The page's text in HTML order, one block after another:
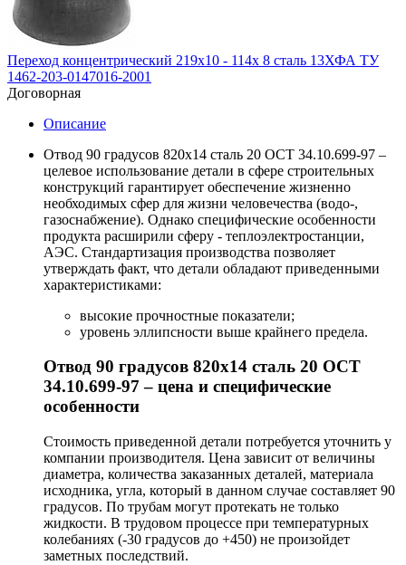
Переход концентрический 219х10 - 114х 8 сталь 13ХФА ТУ
1462-203-0147016-2001
Договорная
Описание
Отвод 90 градусов 820х14 сталь 20 ОСТ 34.10.699-97 –
целевое использование детали в сфере строительных
конструкций гарантирует обеспечение жизненно
необходимых сфер для жизни человечества (водо-,
газоснабжение). Однако специфические особенности
продукта расширили сферу - теплоэлектростанции,
АЭС. Стандартизация производства позволяет
утверждать факт, что детали обладают приведенными
характеристиками:
высокие прочностные показатели;
уровень эллипсности выше крайнего предела.
Отвод 90 градусов 820х14 сталь 20 ОСТ
34.10.699-97 – цена и специфические
особенности
Стоимость приведенной детали потребуется уточнить у
компании производителя. Цена зависит от величины
диаметра, количества заказанных деталей, материала
исходника, угла, который в данном случае составляет 90
градусов. По трубам могут протекать не только
жидкости. В трудовом процессе при температурных
колебаниях (-30 градусов до +450) не произойдет
заметных последствий.